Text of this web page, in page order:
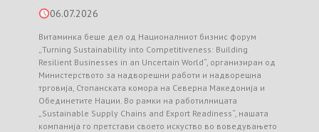
06.07.2026
Витаминка беше дел од Националниот бизнис форум
„Turning Sustainability into Competitiveness: Building
Resilient Businesses in an Uncertain World“, организиран од
Министерството за надворешни работи и надворешна
трговија, Стопанската комора на Северна Македонија и
Обединетите Нации. Во рамки на работилницата
„Sustainable Supply Chains and Export Readiness“, нашата
компанија го претстави своето искуство во воведувањето